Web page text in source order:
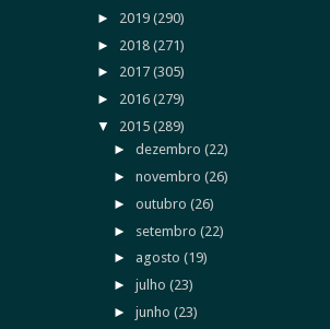
► 2019 (290)
► 2018 (271)
► 2017 (305)
► 2016 (279)
▼ 2015 (289)
►dezembro(22)
►novembro(26)
►outubro(26)
► setembro(22)
► agosto(19)
►julho(23)
►junho(23)